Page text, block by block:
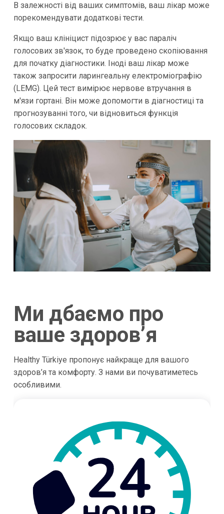
В залежності від ваших симптомів, ваш лікар може
порекомендувати додаткові тести.
Якщо ваш клініцист підозрює у вас параліч
голосових зв'язок, то буде проведено скопіювання
для початку діагностики. Іноді ваш лікар може
також запросити ларингеальну електроміографію
(LEMG). Цей тест вимірює нервове втручання в
м'язи гортані. Він може допомогти в діагностиці та
прогнозуванні того, чи відновиться функція
голосових складок.
Ми дбаємо про
ваше здоров’я
Healthy Türkiye пропонує найкраще для вашого
здоров’я та комфорту. З нами ви почуватиметесь
особливими.